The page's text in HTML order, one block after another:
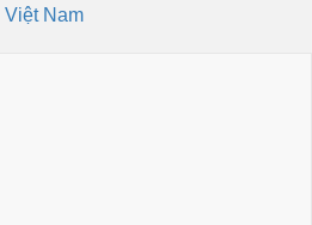
Việt Nam